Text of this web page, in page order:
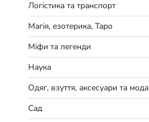
Логістика та транспорт
Магія, езотерика, Таро
Міфи та легенди
Наука
Одяг, взуття, аксесуари та мода
Сад